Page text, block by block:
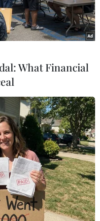
Tư/TTXVN)
tượng Thủy văn
khu vực cao
có mưa rào và
What Financial